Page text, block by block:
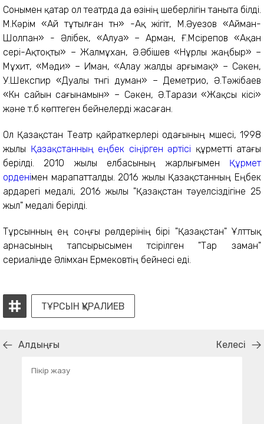
Сонымен қатар ол театрда да өзінің шеберлігін таныта білді.
М.Кәрім «Ай тұтылған түн» -Ақ жігіт, М.Әуезов «Айман-
Шолпан» - Әлібек, «Алуа» – Арман, Ғ.Мүсірепов «Ақан
сері-Ақтоқты» – Жалмұхан, Ә.Әбішев «Нұрлы жаңбыр» –
Мұхит, «Мәди» – Иман, «Алау жалды арғымақ» – Сәкен,
У.Шекспир «Дуалы түнгі думан» – Деметрио, Ә.Тәжібаев
«Күн сайын сағынамын» – Сәкен, Ә.Тарази «Жақсы кісі»
және т.б көптеген бейнелерді жасаған.
Ол Қазақстан Театр қайраткерлері одағының мүшесі, 1998
жылы Қазақстанның еңбек сіңірген әртісі құрметті атағы
берілді. 2010 жылы елбасының жарлығымен Құрмет
орденімен марапатталды. 2016 жылы Қазақстанның Еңбек
ардарегі медалі, 2016 жылы "Қазақстан тәуелсіздігіне 25
жыл" медалі берілді.
Тұрсынның ең соңғы рөлдерінің бірі "Қазақстан" Ұлттық
арнасының тапсырысымен түсірілген "Тар заман"
сериалінде Әлімхан Ермековтің бейнесі еді.
ТҰРСЫН ҚҰРАЛИЕВ
Алдыңғы Келесі